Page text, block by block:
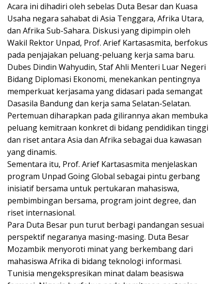
Acara ini dihadiri oleh sebelas Duta Besar dan Kuasa
Usaha negara sahabat di Asia Tenggara, Afrika Utara,
dan Afrika Sub-Sahara. Diskusi yang dipimpin oleh
Wakil Rektor Unpad, Prof. Arief Kartasasmita, berfokus
pada penjajakan peluang-peluang kerja sama baru.
Dubes Dindin Wahyudin, Staf Ahli Menteri Luar Negeri
Bidang Diplomasi Ekonomi, menekankan pentingnya
memperkuat kerjasama yang didasari pada semangat
Dasasila Bandung dan kerja sama Selatan-Selatan.
Pertemuan diharapkan pada gilirannya akan membuka
peluang kemitraan konkret di bidang pendidikan tinggi
dan riset antara Asia dan Afrika sebagai dua kawasan
yang dinamis.
Sementara itu, Prof. Arief Kartasasmita menjelaskan
program Unpad Going Global sebagai pintu gerbang
inisiatif bersama untuk pertukaran mahasiswa,
pembimbingan bersama, program joint degree, dan
riset internasional.
Para Duta Besar pun turut berbagi pandangan sesuai
perspektif negaranya masing-masing. Duta Besar
Mozambik menyoroti minat yang berkembang dari
mahasiswa Afrika di bidang teknologi informasi.
Tunisia mengekspresikan minat dalam beasiswa